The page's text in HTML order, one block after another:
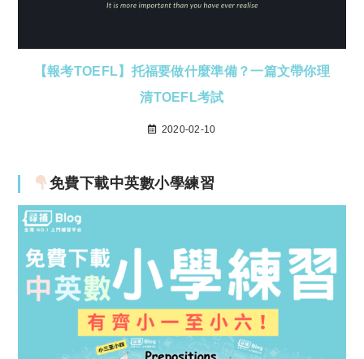
【報考TOEFL】托福要做什麼準備？一篇文帶你理
清TOEFL考試
2020-02-10
免費下載中英數小學練習